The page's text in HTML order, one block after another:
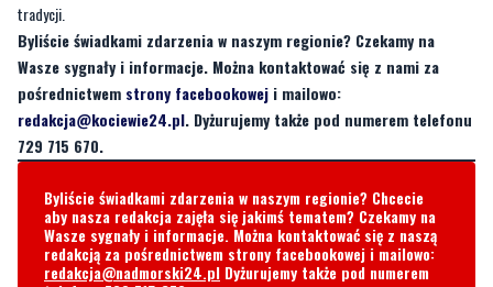
tradycji.
Byliście świadkami zdarzenia w naszym regionie? Czekamy na
Wasze sygnały i informacje. Można kontaktować się z nami za
pośrednictwem strony facebookowej i mailowo:
redakcja@kociewie24.pl. Dyżurujemy także pod numerem telefonu
729 715 670.
Byliście świadkami zdarzenia w naszym regionie? Chcecie
aby nasza redakcja zajęła się jakimś tematem? Czekamy na
Wasze sygnały i informacje. Można kontaktować się z naszą
redakcją za pośrednictwem strony facebookowej i mailowo:
redakcja@nadmorski24.pl Dyżurujemy także pod numerem